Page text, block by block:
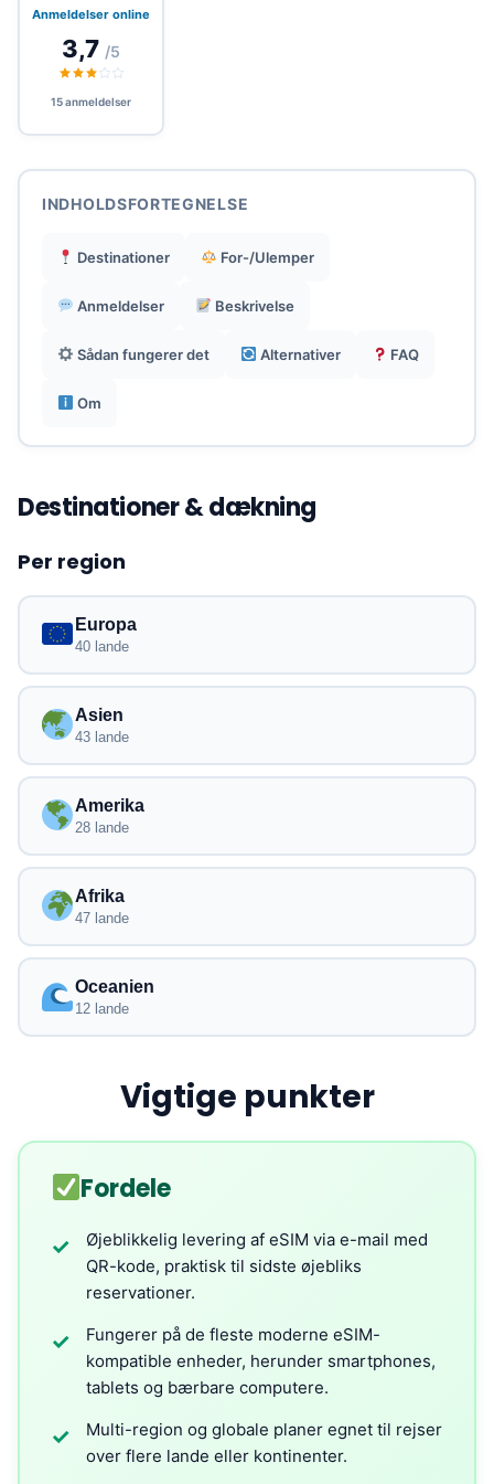
mail uden behov for en dedikeret app.
Service designet til rejsende, der ønsker en
pålidelig datatilslutning kompatibel med
internetdeling i udlandet.
Mulighed for at følge sit forbrug og resterende
SMS, brug sker via messaging- og VoIP-apps.
destinationer som USA og Storbritannien.
Anmeldelser online
3,7 /5
15 anmeldelser
INDHOLDSFORTEGNELSE
Destinationer For-/Ulemper
Anmeldelser Beskrivelse
Sådan fungerer det Alternativer FAQ
Om
Destinationer & dækning
Per region
Europa
40 lande
Asien
43 lande
Amerika
28 lande
Afrika
47 lande
Oceanien
12 lande
Vigtige punkter
Fordele
✓
Øjeblikkelig levering af eSIM via e-mail med
QR-kode, praktisk til sidste øjebliks
reservationer.
✓
Fungerer på de fleste moderne eSIM-
kompatible enheder, herunder smartphones,
tablets og bærbare computere.
✓
Multi-region og globale planer egnet til rejser
over flere lande eller kontinenter.